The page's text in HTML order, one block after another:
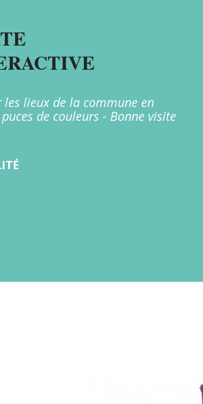
les lieux de la commune en
de couleurs - Bonne visite